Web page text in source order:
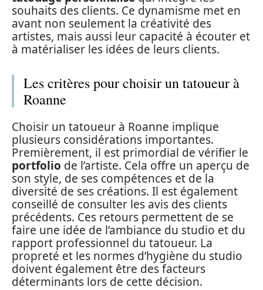
souhaits des clients. Ce dynamisme met en
avant non seulement la créativité des
artistes, mais aussi leur capacité à écouter et
à matérialiser les idées de leurs clients.
Les critères pour choisir un tatoueur à
Roanne
Choisir un tatoueur à Roanne implique
plusieurs considérations importantes.
Premièrement, il est primordial de vérifier le
portfolio de l’artiste. Cela offre un aperçu de
son style, de ses compétences et de la
diversité de ses créations. Il est également
conseillé de consulter les avis des clients
précédents. Ces retours permettent de se
faire une idée de l’ambiance du studio et du
rapport professionnel du tatoueur. La
propreté et les normes d’hygiène du studio
doivent également être des facteurs
déterminants lors de cette décision.